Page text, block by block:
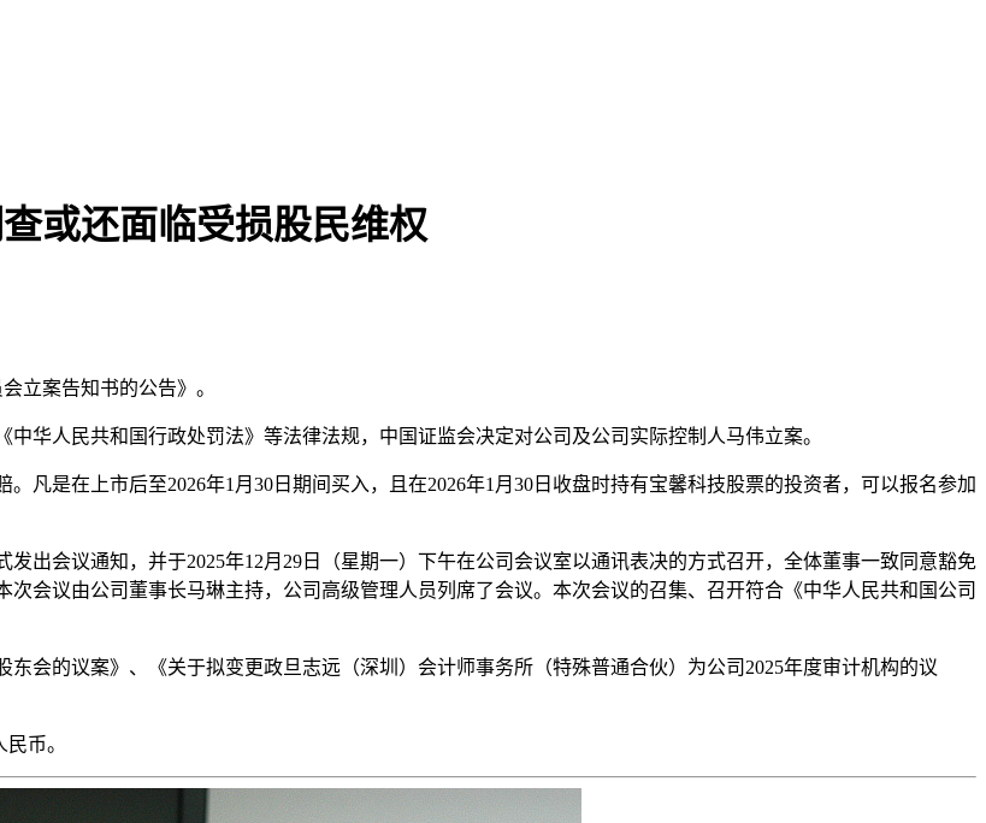
或还面临受损股民维权
立案告知书的公告》。
华人民共和国行政处罚法》等法律法规，中国证监会决定对公司及公司实际控制人马伟立案。
凡是在上市后至2026年1月30日期间买入，且在2026年1月30日收盘时持有宝馨科技股票的投资者，可以报名参加
出会议通知，并于2025年12月29日（星期一）下午在公司会议室以通讯表决的方式召开，全体董事一致同意豁免
会议由公司董事长马琳主持，公司高级管理人员列席了会议。本次会议的召集、召开符合《中华人民共和国公司
会的议案》、《关于拟变更政旦志远（深圳）会计师事务所（特殊普通合伙）为公司2025年度审计机构的议
币。